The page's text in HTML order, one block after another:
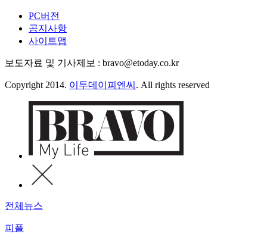
PC버전
공지사항
사이트맵
보도자료 및 기사제보 : bravo@etoday.co.kr
Copyright 2014. 이투데이피엔씨 . All rights reserved
전체뉴스
피플